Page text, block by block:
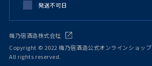
発送不可日
梅乃宿酒造株式会社
Copyright © 2022 梅乃宿酒造公式オンラインショップ
All rights reserved.